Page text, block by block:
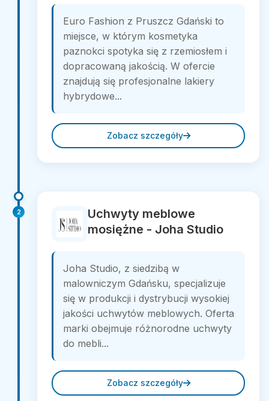
Euro Fashion z Pruszcz Gdański to
miejsce, w którym kosmetyka
paznokci spotyka się z rzemiosłem i
dopracowaną jakością. W ofercie
znajdują się profesjonalne lakiery
hybrydowe...
Zobacz szczegóły
2
Uchwyty meblowe
mosiężne - Joha Studio
Joha Studio, z siedzibą w
malowniczym Gdańsku, specjalizuje
się w produkcji i dystrybucji wysokiej
jakości uchwytów meblowych. Oferta
marki obejmuje różnorodne uchwyty
do mebli...
Zobacz szczegóły